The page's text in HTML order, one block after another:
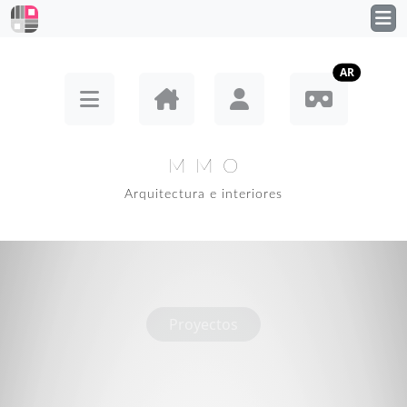
AR
M M O
Arquitectura e interiores